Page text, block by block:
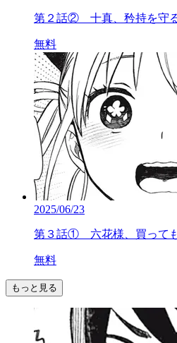
第２話② 十真、矜持を守
無料
2025/06/23
第３話① 六花様、買って
無料
もっと見る